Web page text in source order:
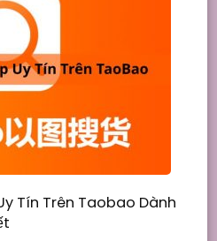
Tín Trên Taobao Dành